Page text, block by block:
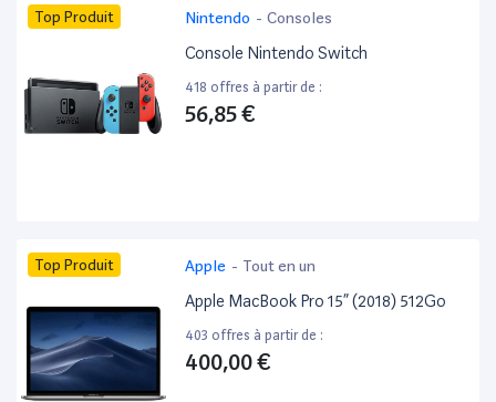
Top Produit Nintendo - Consoles
Console Nintendo Switch
418 offres à partir de :
56,85 €
Top Produit Apple - Tout en un
Apple MacBook Pro 15” (2018) 512Go
403 offres à partir de :
400,00 €